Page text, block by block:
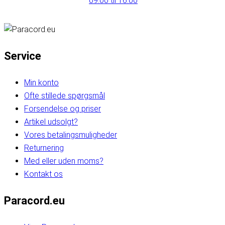
Service
Min konto
Ofte stillede spørgsmål
Forsendelse og priser
Artikel udsolgt?
Vores betalingsmuligheder
Returnering
Med eller uden moms?
Kontakt os
Paracord.eu